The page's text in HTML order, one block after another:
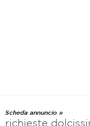
Scheda annuncio »
richieste